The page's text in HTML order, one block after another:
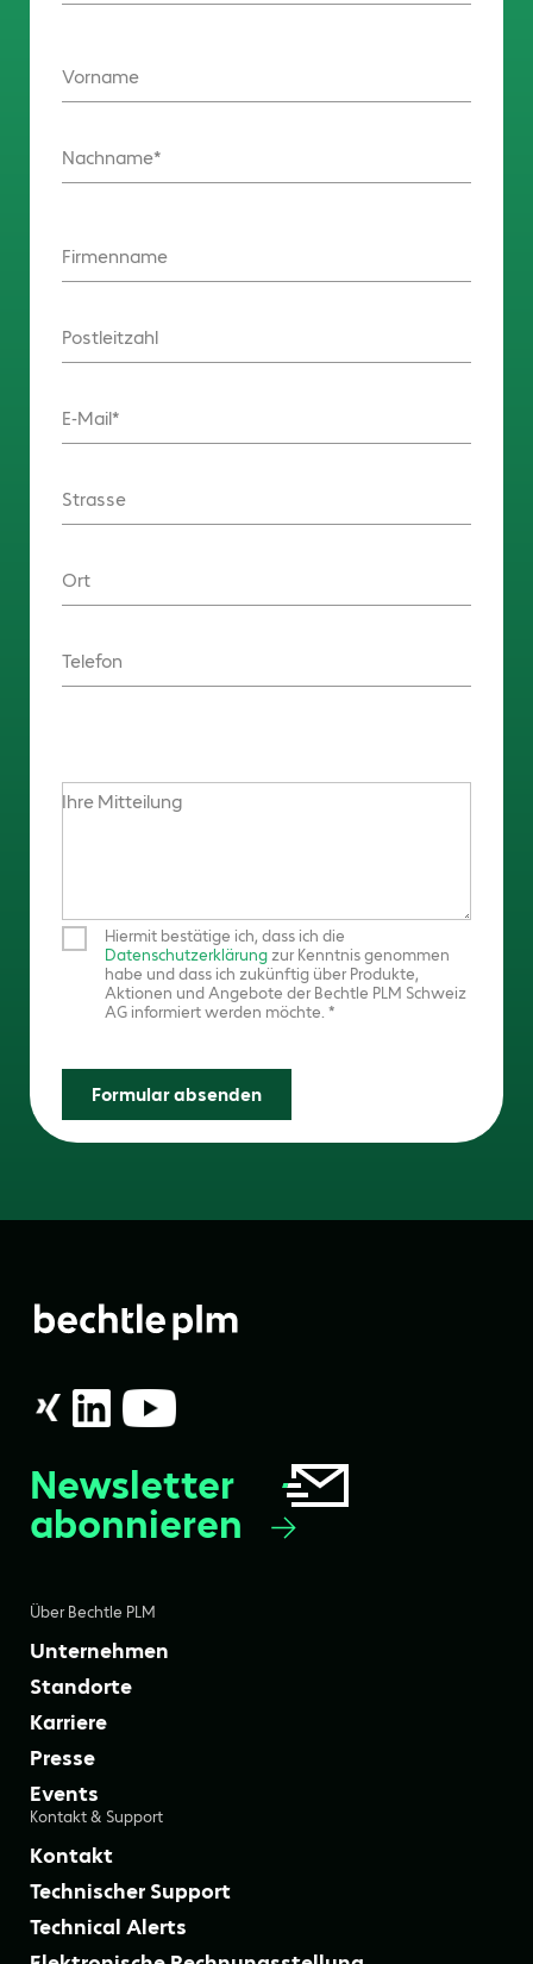
Vorname
Nachname
Firmenname
Postleitzahl
E-Mail
Strasse
Ort
Telefon
Ihre Mitteilung
Hiermit bestätige ich, dass ich die
Datenschutzerklärungzur Kenntnis genommen
habe und dass ich zukünftig über Produkte,
Aktionen und Angebote der Bechtle PLM Schweiz
AG informiert werden möchte.
Formular absenden
Über Bechtle PLM
Unternehmen
Standorte
Karriere
Presse
Events
Kontakt & Support
Kontakt
Technischer Support
Technical Alerts
Newsletter
abonnieren